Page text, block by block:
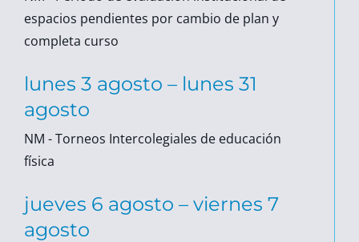
espacios pendientes por cambio de plan y
completa curso
lunes 3 agosto – lunes 31
agosto
NM - Torneos Intercolegiales de educación
física
jueves 6 agosto – viernes 7
agosto